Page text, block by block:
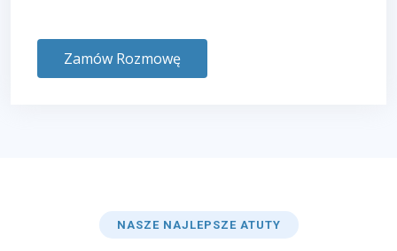
Zamów Rozmowę
NASZE NAJLEPSZE ATUTY